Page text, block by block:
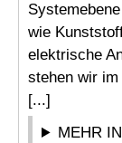
wie
elektrische
stehen wir
[...]
MEHR